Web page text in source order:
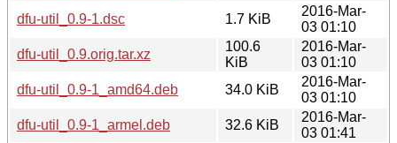
dfu-util_0.9-1.dsc
1.7 KiB
2016-Mar-
03 01:10
dfu-util_0.9.orig.tar.xz
100.6
KiB
2016-Mar-
03 01:10
dfu-util_0.9-1_amd64.deb
34.0 KiB
2016-Mar-
03 01:10
dfu-util_0.9-1_armel.deb
32.6 KiB
2016-Mar-
03 01:41